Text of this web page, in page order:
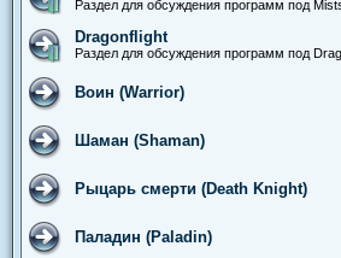
Раздел для обсуждения программ под
Dragonflight
Раздел для обсуждения программ под
Воин (Warrior)
Шаман (Shaman)
Рыцарь смерти (Death Knight)
Паладин (Paladin)